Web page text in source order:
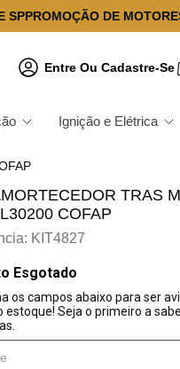
SPPROMOÇÃO DE
Entre Ou Cadastre-Se
Ignição e Elétrica
TRAS
COFAP
: KIT4827